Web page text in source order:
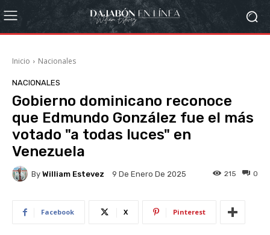
Inicio Nacionales
NACIONALES
Gobierno dominicano reconoce
que Edmundo González fue el más
votado "a todas luces" en
Venezuela
By William Estevez 9 De Enero De 2025 0
215
Facebook X Pinterest